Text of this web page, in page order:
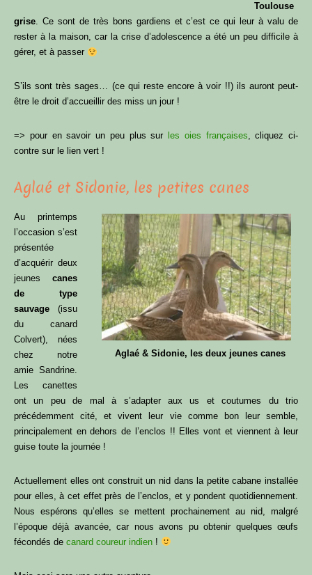
Toulouse
grise. Ce sont de très bons gardiens et c’est ce qui leur à valu de
rester à la maison, car la crise d’adolescence a été un peu difficile à
gérer, et à passer
S’ils sont très sages… (ce qui reste encore à voir !!) ils auront peut-
être le droit d’accueillir des miss un jour !
=> pour en savoir un peu plus sur les oies françaises, cliquez ci-
contre sur le lien vert !
Aglaé et Sidonie, les petites canes
Aglaé & Sidonie, les deux jeunes canes
Au printemps
l’occasion s’est
présentée
d’acquérir deux
jeunes canes
de type
sauvage (issu
du canard
Colvert), nées
chez notre
amie Sandrine.
Les canettes
ont un peu de mal à s’adapter aux us et coutumes du trio
précédemment cité, et vivent leur vie comme bon leur semble,
principalement en dehors de l’enclos !! Elles vont et viennent à leur
guise toute la journée !
Actuellement elles ont construit un nid dans la petite cabane installée
pour elles, à cet effet près de l’enclos, et y pondent quotidiennement.
Nous espérons qu’elles se mettent prochainement au nid, malgré
l’époque déjà avancée, car nous avons pu obtenir quelques œufs
fécondés de canard coureur indien !